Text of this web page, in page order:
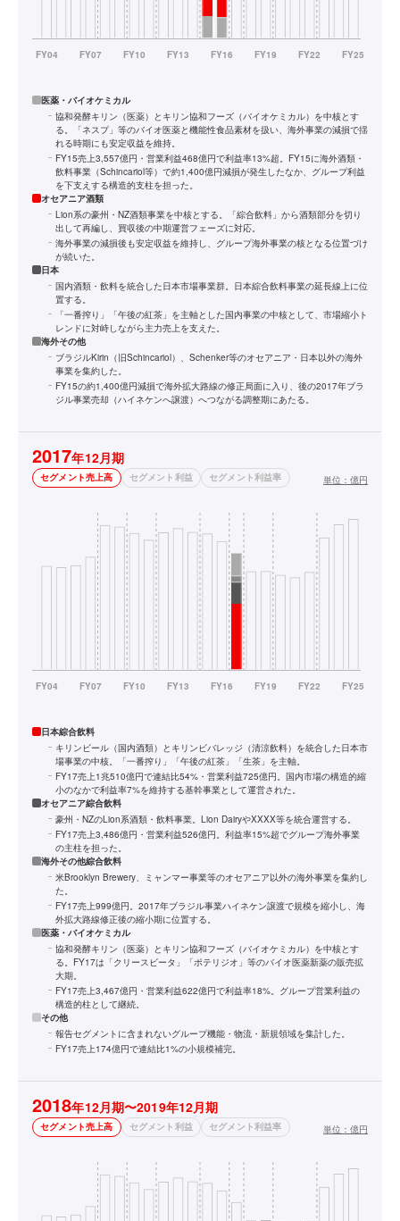
医薬・バイオケミカル
協和発酵キリン（医薬）とキリン協和フーズ（バイオケミカル）を中核とす
る。「ネスプ」等のバイオ医薬と機能性食品素材を扱い、海外事業の減損で揺
れる時期にも安定収益を維持。
FY15売上3,557億円・営業利益468億円で利益率13%超。FY15に海外酒類・
飲料事業（Schincariol等）で約1,400億円減損が発生したなか、グループ利益
を下支えする構造的支柱を担った。
オセアニア酒類
Lion系の豪州・NZ酒類事業を中核とする。「綜合飲料」から酒類部分を切り
出して再編し、買収後の中期運営フェーズに対応。
海外事業の減損後も安定収益を維持し、グループ海外事業の核となる位置づけ
が続いた。
日本
国内酒類・飲料を統合した日本市場事業群。日本綜合飲料事業の延長線上に位
置する。
「一番搾り」「午後の紅茶」を主軸とした国内事業の中核として、市場縮小ト
レンドに対峙しながら主力売上を支えた。
海外その他
ブラジルKirin（旧Schincariol）、Schenker等のオセアニア・日本以外の海外
事業を集約した。
FY15の約1,400億円減損で海外拡大路線の修正局面に入り、後の2017年ブラ
ジル事業売却（ハイネケンへ譲渡）へつながる調整期にあたる。
2017年12月期
セグメント売上高 セグメント利益 セグメント利益率 単位： 億円
日本綜合飲料
キリンビール（国内酒類）とキリンビバレッジ（清涼飲料）を統合した日本市
場事業の中核。「一番搾り」「午後の紅茶」「生茶」を主軸。
FY17売上1兆510億円で連結比54%・営業利益725億円。国内市場の構造的縮
小のなかで利益率7%を維持する基幹事業として運営された。
オセアニア綜合飲料
豪州・NZのLion系酒類・飲料事業。Lion DairyやXXXX等を統合運営する。
FY17売上3,486億円・営業利益526億円。利益率15%超でグループ海外事業
の主柱を担った。
海外その他綜合飲料
米Brooklyn Brewery、ミャンマー事業等のオセアニア以外の海外事業を集約し
た。
FY17売上999億円。2017年ブラジル事業ハイネケン譲渡で規模を縮小し、海
外拡大路線修正後の縮小期に位置する。
医薬・バイオケミカル
協和発酵キリン（医薬）とキリン協和フーズ（バイオケミカル）を中核とす
る。FY17は「クリースビータ」「ポテリジオ」等のバイオ医薬新薬の販売拡
大期。
FY17売上3,467億円・営業利益622億円で利益率18%。グループ営業利益の
構造的柱として継続。
その他
報告セグメントに含まれないグループ機能・物流・新規領域を集計した。
FY17売上174億円で連結比1%の小規模補完。
2018年12月期〜2019年12月期
セグメント売上高 セグメント利益 セグメント利益率 単位： 億円